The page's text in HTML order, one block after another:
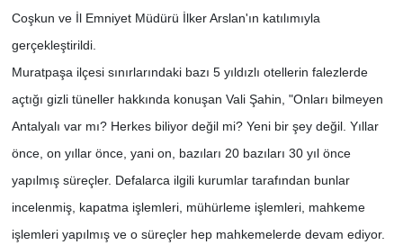
Coşkun ve İl Emniyet Müdürü İlker Arslan'ın katılımıyla
gerçekleştirildi.
Muratpaşa ilçesi sınırlarındaki bazı 5 yıldızlı otellerin falezlerde
açtığı gizli tüneller hakkında konuşan Vali Şahin, "Onları bilmeyen
Antalyalı var mı? Herkes biliyor değil mi? Yeni bir şey değil. Yıllar
önce, on yıllar önce, yani on, bazıları 20 bazıları 30 yıl önce
yapılmış süreçler. Defalarca ilgili kurumlar tarafından bunlar
incelenmiş, kapatma işlemleri, mühürleme işlemleri, mahkeme
işlemleri yapılmış ve o süreçler hep mahkemelerde devam ediyor.